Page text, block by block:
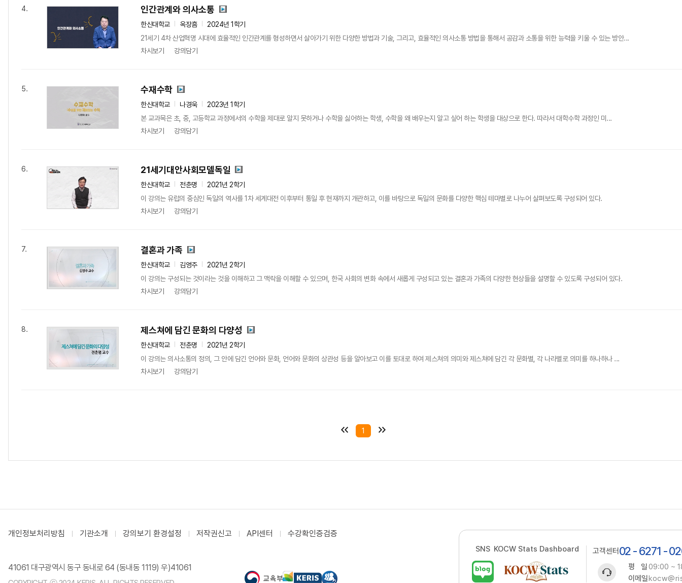
4. 인간관계와 의사소통
한신대학교 옥장흠
2024년 1학기
21세기 4차 산업혁명 시대에 효율적인 인간관계를 형성하면서 살아가기 위한 다양한 방법과 기술, 그리고, 효율적인 의사소통 방법을 통해서 공감과 소통을 위한 능력을 키울 수 있는 방안...
차시보기
강의담기
5. 수재수학
한신대학교 나경욱
2023년 1학기
본 교과목은 초, 중, 고등학교 과정에서의 수학을 제대로 알지 못하거나 수학을 싫어하는 학생, 수학을 왜 배우는지 알고 싶어 하는 학생을 대상으로 한다. 따라서 대학수학 과정인 미...
차시보기
강의담기
6. 21세기대안사회모델독일
한신대학교 전춘명
2021년 2학기
이 강의는 유럽의 중심인 독일의 역사를 1차 세계대전 이후부터 통일 후 현재까지 개관하고, 이를 바탕으로 독일의 문화를 다양한 핵심 테마별로 나누어 살펴보도록 구성되어 있다.
차시보기
강의담기
7. 결혼과 가족
한신대학교 김영주
2021년 2학기
이 강의는 구성되는 것이라는 것을 이해하고 그 맥락을 이해할 수 있으며, 한국 사회의 변화 속에서 새롭게 구성되고 있는 결혼과 가족의 다양한 현상들을 설명할 수 있도록 구성되어 있다.
차시보기
강의담기
8. 제스쳐에 담긴 문화의 다양성
한신대학교 전춘명
2021년 2학기
이 강의는 의사소통의 정의, 그 안에 담긴 언어와 문화, 언어와 문화의 상관성 등을 알아보고 이를 토대로 하여 제스쳐의 의미와 제스쳐에 담긴 각 문화별, 각 나라별로 의미를 하나하나 ...
차시보기
강의담기
1
개인정보처리방침 기관소개 강의보기 환경설정 저작권신고 API센터 수강확인증검증
41061 대구광역시 동구 동내로 64 (동내동 1119) 우)41061
SNS KOCW Stats Dashboard 고객센터 02 - 6271 -
평 일09:00 ~
이메일